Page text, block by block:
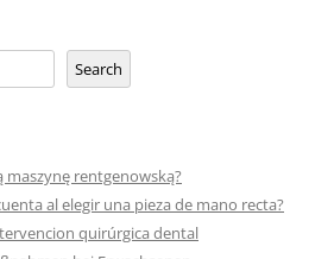
Search
maszynę rentgenowską?
al elegir una pieza de mano recta?
quirúrgica dental